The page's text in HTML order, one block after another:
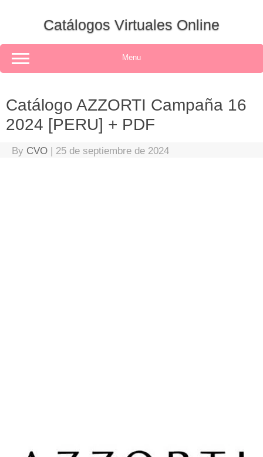
Catálogos Virtuales Online
Menu
Catálogo AZZORTI Campaña 16
2024 [PERU] + PDF
By CVO | 25 de septiembre de 2024